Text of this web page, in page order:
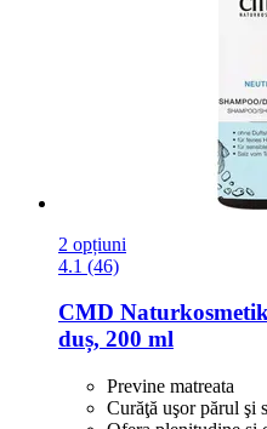
2 opțiuni
4.1 (46)
CMD
duș, 200 ml
Previne matreata
Curăţă uşor părul şi